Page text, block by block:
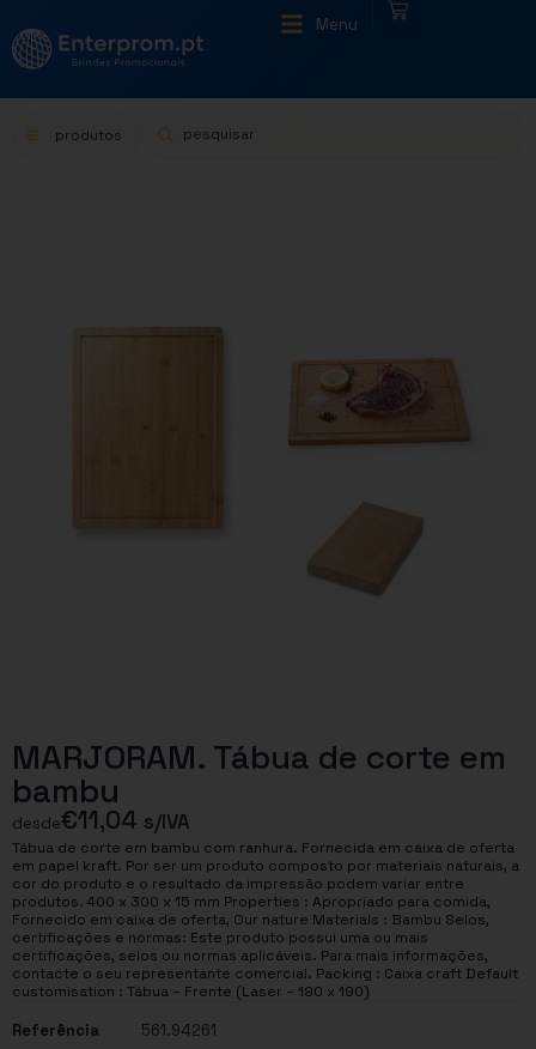
Menu
produtos
MARJORAM. Tábua de corte em
bambu
desde€11,04 s/IVA
Tábua de corte em bambu com ranhura. Fornecida em caixa de oferta
em papel kraft. Por ser um produto composto por materiais naturais, a
cor do produto e o resultado da impressão podem variar entre
produtos. 400 x 300 x 15 mm Properties : Apropriado para comida,
Fornecido em caixa de oferta, Our nature Materials : Bambu Selos,
certificações e normas: Este produto possui uma ou mais
certificações, selos ou normas aplicáveis. Para mais informações,
contacte o seu representante comercial. Packing : Caixa craft Default
customisation : Tábua – Frente (Laser – 190 x 190)
Referência
561.94261